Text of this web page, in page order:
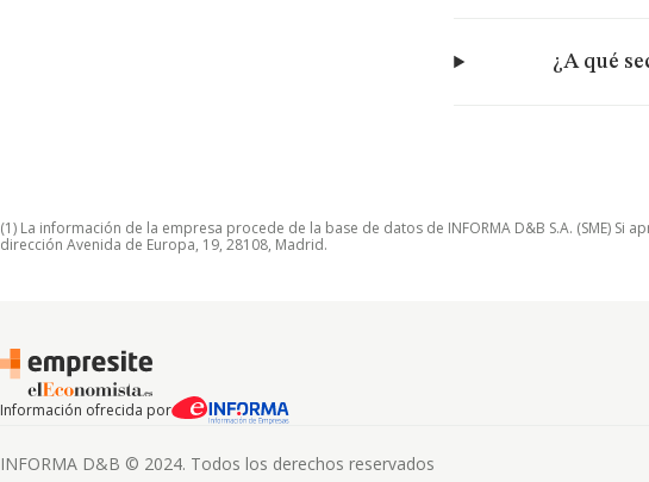
¿A qué
(1) La información de la empresa procede de la base de datos de INFORMA D&B S.A. (SME)
dirección Avenida de Europa, 19, 28108, Madrid.
Información ofrecida por
INFORMA D&B © 2024. Todos los derechos reservados